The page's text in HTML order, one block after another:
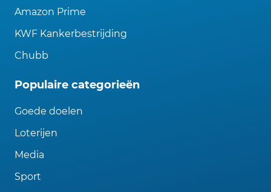
Amazon Prime
KWF Kankerbestrijding
Chubb
Populaire categorieën
Goede doelen
Loterijen
Media
Sport